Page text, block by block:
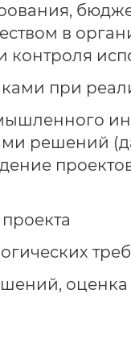
в
контроля
при
решений
оценка